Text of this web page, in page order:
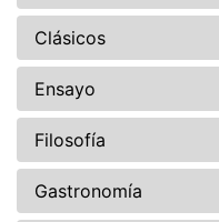
Clásicos
Ensayo
Filosofía
Gastronomía